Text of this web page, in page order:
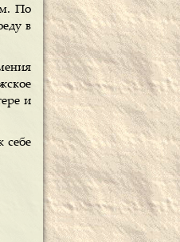
По
в
и
себе